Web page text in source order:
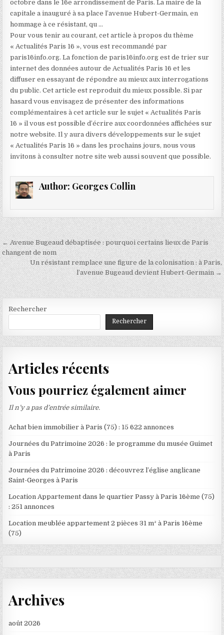
octobre dans le 16e arrondissement de Paris. La maire de la
capitale a inauguré à sa place l’avenue Hubert-Germain, en
hommage à ce résistant, qu …
Pour vous tenir au courant, cet article à propos du thème
« Actualités Paris 16 », vous est recommandé par
paris16info.org. La fonction de paris16info.org est de trier sur
internet des données autour de Actualités Paris 16 et les
diffuser en essayant de répondre au mieux aux interrogations
du public. Cet article est reproduit du mieux possible. Si par
hasard vous envisagez de présenter des informations
complémentaires à cet article sur le sujet « Actualités Paris
16 » il vous est possible d’écrire aux coordonnées affichées sur
notre website. Il y aura divers développements sur le sujet
« Actualités Paris 16 » dans les prochains jours, nous vous
invitons à consulter notre site web aussi souvent que possible.
Author: Georges Collin
Navigation
de
l’article
← Avenue Bugeaud débaptisée : pourquoi certains lieux de Paris
changent de nom
Un résistant remplace une figure de la colonisation : à Paris,
l’avenue Bugeaud devient Hubert-Germain →
Rechercher
Rechercher
Articles récents
Vous pourriez également aimer
Il n’y a pas d’entrée similaire.
Achat bien immobilier à Paris (75) : 15 622 annonces
Journées du Patrimoine 2026 : le programme du musée Guimet
à Paris
Journées du Patrimoine 2026 : découvrez l’église anglicane
Saint-Georges à Paris
Location Appartement dans le quartier Passy à Paris 16ème (75)
: 251 annonces
Location meublée appartement 2 pièces 31 m² à Paris 16ème
(75)
Archives
août 2026